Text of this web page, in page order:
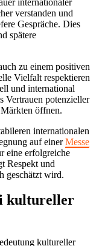
verstanden und
Gespräche. Dies
spätere
zu einem positiven
Vielfalt respektieren
und international
Vertrauen potenzieller
öffnen.
internationalen
auf einerMesse
eine erfolgreiche
Respekt und
geschätzt wird.
kultureller
kultureller